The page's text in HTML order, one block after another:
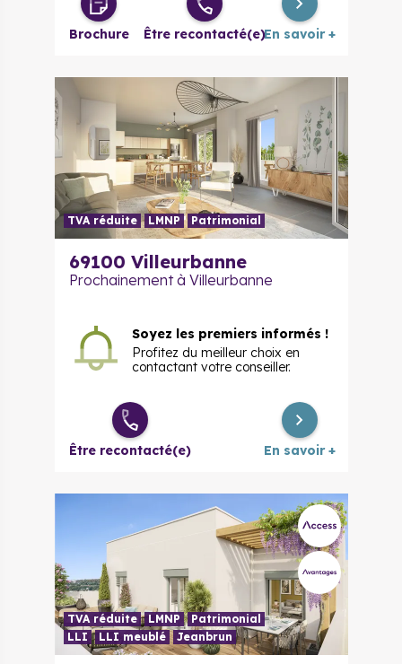
Duplex 5
664 000 €
Brochure Être recontacté(e)En savoir +
TVA réduite LMNP Patrimonial
69100 Villeurbanne
Prochainement à Villeurbanne
Soyez les premiers informés !
Profitez du meilleur choix en
contactant votre conseiller.
Être recontacté(e) En savoir +
TVA réduite LMNP
Patrimonial
LLI
LLI meublé Jeanbrun